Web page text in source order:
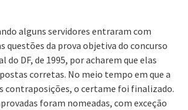
alguns servidores entraram com
questões da prova objetiva do concurso
do DF, de 1995, por acharem que elas
corretas. No meio tempo em que a
contraposições, o certame foi finalizado.
foram nomeadas, com exceção